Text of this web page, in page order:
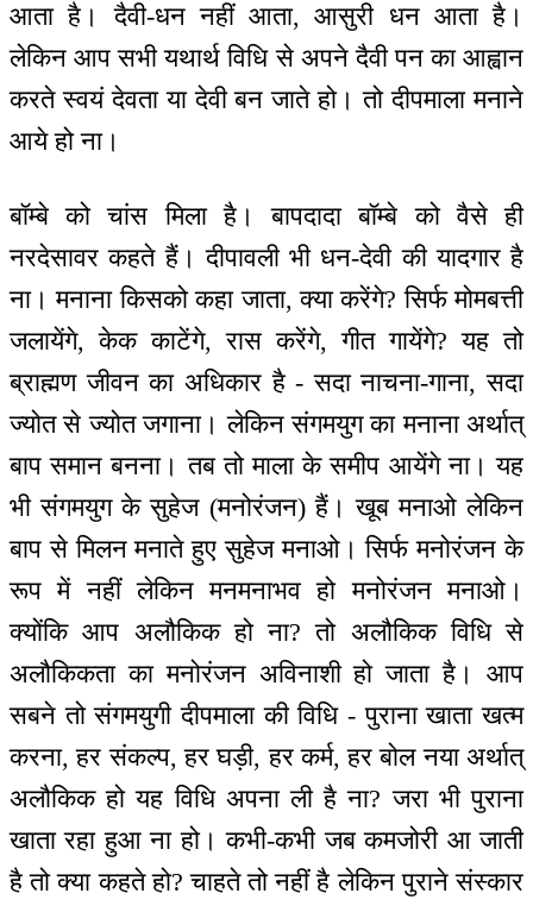
आता है। दैवी-धन नहीं आता, आसुरी धन आता है।
लेकिन आप सभी यथार्थ विधि से अपने दैवी पन का आह्वान
करते स्वयं देवता या देवी बन जाते हो। तो दीपमाला मनाने
आये हो ना।
बॉम्बे को चांस मिला है। बापदादा बॉम्बे को वैसे ही
नरदेसावर कहते हैं। दीपावली भी धन-देवी की यादगार है
ना। मनाना किसको कहा जाता, क्या करेंगे? सिर्फ मोमबत्ती
जलायेंगे, केक काटेंगे, रास करेंगे, गीत गायेंगे? यह तो
ब्राह्मण जीवन का अधिकार है - सदा नाचना-गाना, सदा
ज्योत से ज्योत जगाना। लेकिन संगमयुग का मनाना अर्थात्
बाप समान बनना। तब तो माला के समीप आयेंगे ना। यह
भी संगमयुग के सुहेज (मनोरंजन) हैं। खूब मनाओ लेकिन
बाप से मिलन मनाते हुए सुहेज मनाओ। सिर्फ मनोरंजन के
रूप में नहीं लेकिन मनमनाभव हो मनोरंजन मनाओ।
क्योंकि आप अलौकिक हो ना? तो अलौकिक विधि से
अलौकिकता का मनोरंजन अविनाशी हो जाता है। आप
सबने तो संगमयुगी दीपमाला की विधि - पुराना खाता खत्म
करना, हर संकल्प, हर घड़ी, हर कर्म, हर बोल नया अर्थात्
अलौकिक हो यह विधि अपना ली है ना? जरा भी पुराना
खाता रहा हुआ ना हो। कभी-कभी जब कमजोरी आ जाती
है तो क्या कहते हो? चाहते तो नहीं है लेकिन पुराने संस्कार